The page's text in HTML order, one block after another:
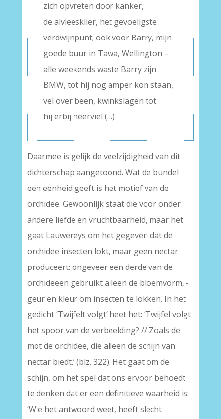
zich opvreten door kanker,
de alvleesklier, het gevoeligste
verdwijnpunt; ook voor Barry, mijn
goede buur in Tawa, Wellington –
alle weekends waste Barry zijn
BMW, tot hij nog amper kon staan,
vel over been, kwinkslagen tot
hij erbij neerviel (…)
Daarmee is gelijk de veelzijdigheid van dit
dichterschap aangetoond. Wat de bundel
een eenheid geeft is het motief van de
orchidee. Gewoonlijk staat die voor onder
andere liefde en vruchtbaarheid, maar het
gaat Lauwereys om het gegeven dat de
orchidee insecten lokt, maar geen nectar
produceert: ongeveer een derde van de
orchideeën gebruikt alleen de bloemvorm, -
geur en kleur om insecten te lokken. In het
gedicht ‘Twijfelt volgt’ heet het: ‘Twijfel volgt
het spoor van de verbeelding? // Zoals de
mot de orchidee, die alleen de schijn van
nectar biedt.’ (blz. 322). Het gaat om de
schijn, om het spel dat ons ervoor behoedt
te denken dat er een definitieve waarheid is:
‘Wie het antwoord weet, heeft slecht